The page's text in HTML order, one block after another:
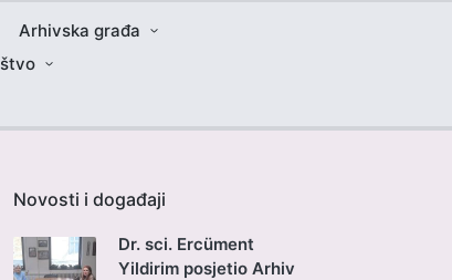
Arhivska građa
Novosti i događaji
Dr. sci. Ercüment
Yildirim posjetio Arhiv